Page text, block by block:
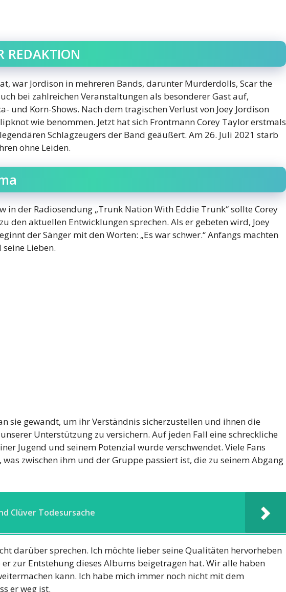
REDAKTION
war Jordison in mehreren Bands, darunter Murderdolls, Scar the
bei zahlreichen Veranstaltungen als besonderer Gast auf,
und Korn-Shows. Nach dem tragischen Verlust von Joey Jordison
wie benommen. Jetzt hat sich Frontmann Corey Taylor erstmals
Schlagzeugers der Band geäußert. Am 26. Juli 2021 starb
ohne Leiden.
in der Radiosendung „Trunk Nation With Eddie Trunk“ sollte Corey
den aktuellen Entwicklungen sprechen. Als er gebeten wird, Joey
der Sänger mit den Worten: „Es war schwer.“ Anfangs machten
Lieben.
sie gewandt, um ihr Verständnis sicherzustellen und ihnen die
Unterstützung zu versichern. Auf jeden Fall eine schreckliche
Jugend und seinem Potenzial wurde verschwendet. Viele Fans
zwischen ihm und der Gruppe passiert ist, die zu seinem Abgang
Clüver Todesursache
darüber sprechen. Ich möchte lieber seine Qualitäten hervorheben
zur Entstehung dieses Albums beigetragen hat. Wir alle haben
kann. Ich habe mich immer noch nicht mit dem
er weg ist.